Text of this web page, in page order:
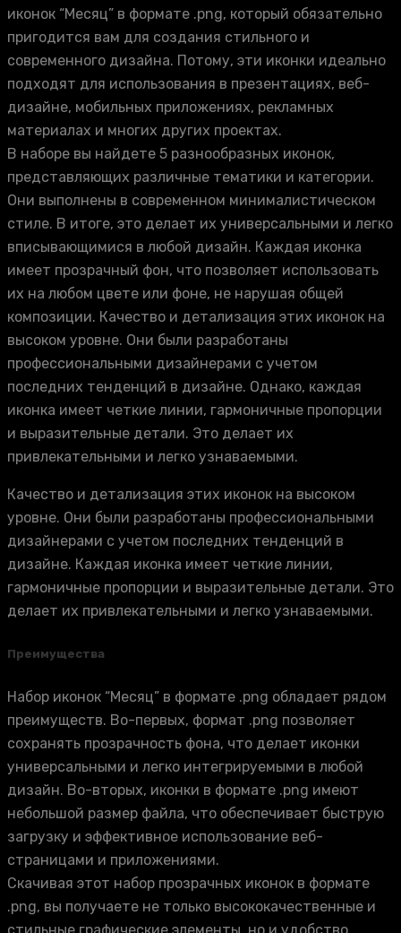
иконок “Месяц” в формате .png, который обязательно
пригодится вам для создания стильного и
современного дизайна. Потому, эти иконки идеально
подходят для использования в презентациях, веб-
дизайне, мобильных приложениях, рекламных
материалах и многих других проектах.
В наборе вы найдете 5 разнообразных иконок,
представляющих различные тематики и категории.
Они выполнены в современном минималистическом
стиле. В итоге, это делает их универсальными и легко
вписывающимися в любой дизайн. Каждая иконка
имеет прозрачный фон, что позволяет использовать
их на любом цвете или фоне, не нарушая общей
композиции. Качество и детализация этих иконок на
высоком уровне. Они были разработаны
профессиональными дизайнерами с учетом
последних тенденций в дизайне. Однако, каждая
иконка имеет четкие линии, гармоничные пропорции
и выразительные детали. Это делает их
привлекательными и легко узнаваемыми.
Качество и детализация этих иконок на высоком
уровне. Они были разработаны профессиональными
дизайнерами с учетом последних тенденций в
дизайне. Каждая иконка имеет четкие линии,
гармоничные пропорции и выразительные детали. Это
делает их привлекательными и легко узнаваемыми.
Преимущества
Набор иконок “Месяц” в формате .png обладает рядом
преимуществ. Во-первых, формат .png позволяет
сохранять прозрачность фона, что делает иконки
универсальными и легко интегрируемыми в любой
дизайн. Во-вторых, иконки в формате .png имеют
небольшой размер файла, что обеспечивает быструю
загрузку и эффективное использование веб-
страницами и приложениями.
Скачивая этот набор прозрачных иконок в формате
.png, вы получаете не только высококачественные и